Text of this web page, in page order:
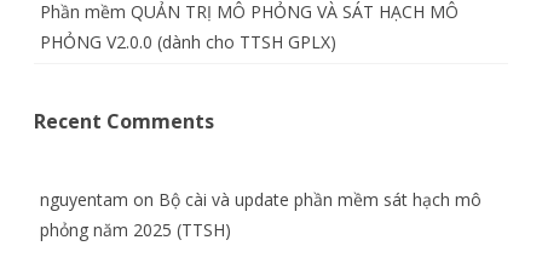
Phần mềm QUẢN TRỊ MÔ PHỎNG VÀ SÁT HẠCH MÔ
PHỎNG V2.0.0 (dành cho TTSH GPLX)
Recent Comments
nguyentam on Bộ cài và update phần mềm sát hạch mô
phỏng năm 2025 (TTSH)